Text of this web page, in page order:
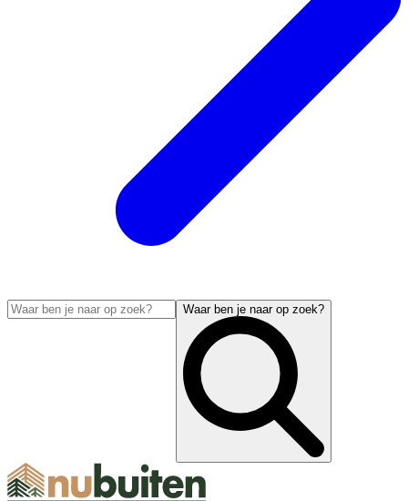
Waar ben je naar op zoek?